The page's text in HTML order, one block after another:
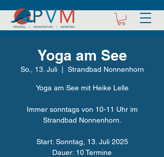
Yoga am See
So., 13. Juli
  |
Strandbad Nonnenhorn
Yoga am See mit Heike Lelle
Immer sonntags von 10-11 Uhr im
Strandbad Nonnenhorn.
Start: Sonntag, 13. Juli 2025
Dauer: 10 Termine